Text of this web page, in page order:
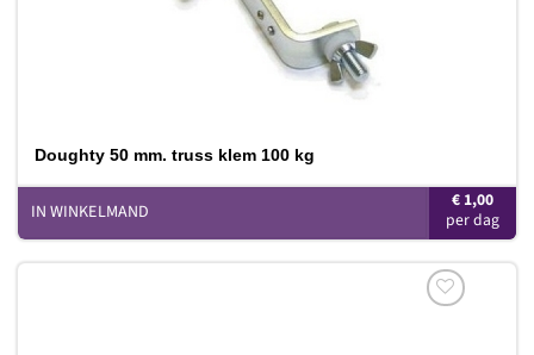
Doughty 50 mm. truss klem 100 kg
€ 1,00
IN WINKELMAND